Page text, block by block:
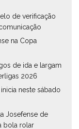
de verificação
na Copa
de ida e largam
2026
neste sábado
Josefense de
bola rolar